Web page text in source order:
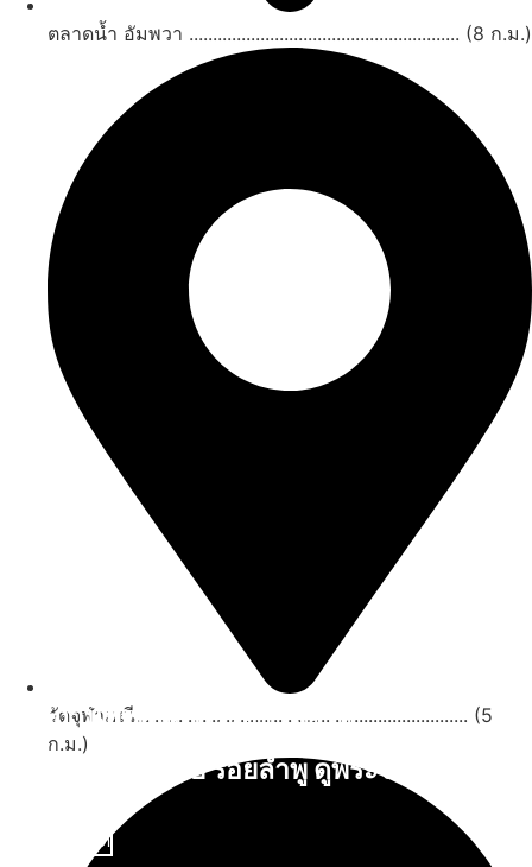
นับหิ่งห้อย ร้อยลำพู ดูพระจันทร์
ตลาดน้ำ อัมพวา ......................................................... (8 ก.ม.)
วัดจุฬามณี...................................................................... (5
ก.ม.)
สถานที่ท่องเที่ยวรอบรีสอร์ท
ดูทั้งหมด